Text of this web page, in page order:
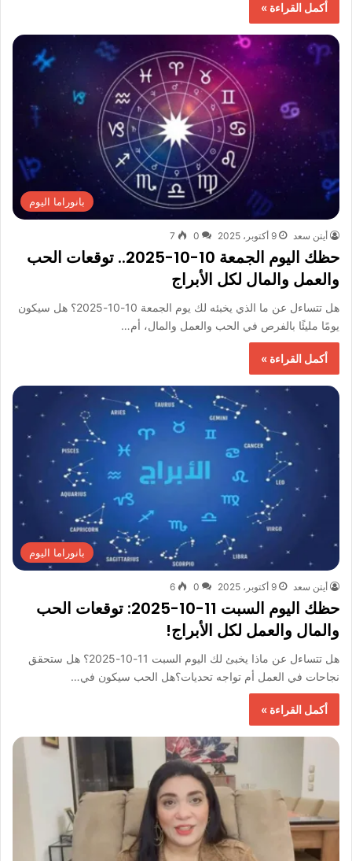
أكمل القراءة »
بانوراما اليوم
أيتن سعد 9 أكتوبر، 2025 0
7
حظك اليوم الجمعة 10-10-2025.. توقعات الحب
والعمل والمال لكل الأبراج
هل تتساءل عن ما الذي يخبئه لك يوم الجمعة 10-10-2025؟ هل سيكون
يومًا مليئًا بالفرص في الحب والعمل والمال، أم…
أكمل القراءة »
بانوراما اليوم
أيتن سعد 9 أكتوبر، 2025 0
6
حظك اليوم السبت 11-10-2025: توقعات الحب
والمال والعمل لكل الأبراج!
هل تتساءل عن ماذا يخبئ لك اليوم السبت 11-10-2025؟ هل ستحقق
نجاحات في العمل أم تواجه تحديات؟هل الحب سيكون في…
أكمل القراءة »